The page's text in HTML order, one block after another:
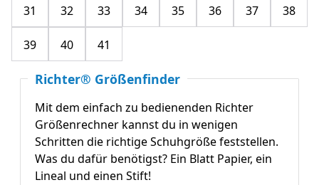
31 32 33 34 35 36 37 38
39 40 41
Richter® Größenfinder
Mit dem einfach zu bedienenden Richter
Größenrechner kannst du in wenigen
Schritten die richtige Schuhgröße feststellen.
Was du dafür benötigst? Ein Blatt Papier, ein
Lineal und einen Stift!